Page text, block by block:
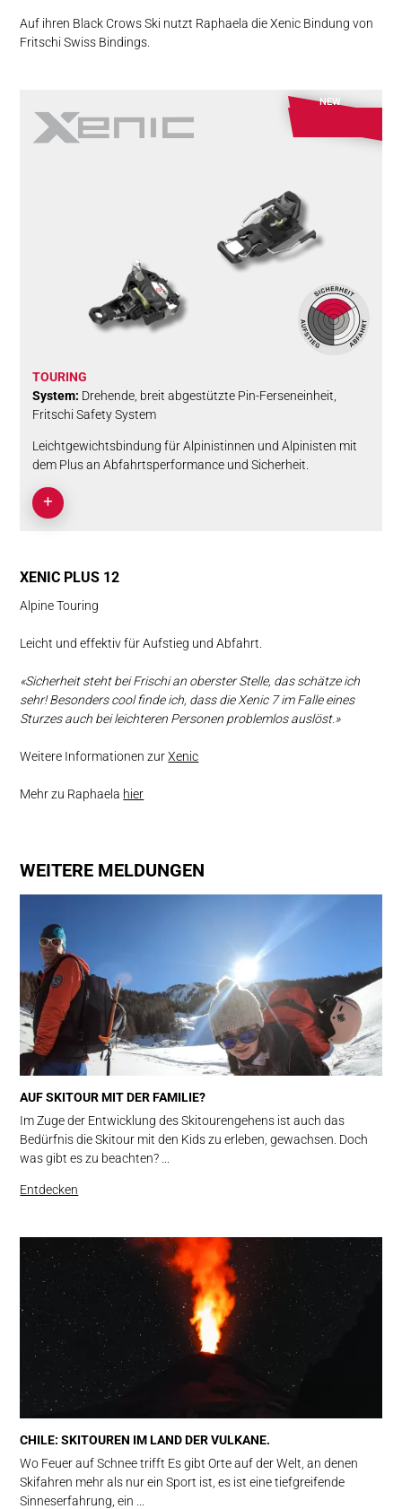
Auf ihren Black Crows Ski nutzt Raphaela die Xenic Bindung von
Fritschi Swiss Bindings.
NEW
TOURING
System: Drehende, breit abgestützte Pin-Ferseneinheit,
Fritschi Safety System
Leichtgewichtsbindung für Alpinistinnen und Alpinisten mit
dem Plus an Abfahrtsperformance und Sicherheit.
XENIC PLUS 12
Alpine Touring
Leicht und effektiv für Aufstieg und Abfahrt.
«Sicherheit steht bei Frischi an oberster Stelle, das schätze ich
sehr! Besonders cool finde ich, dass die Xenic 7 im Falle eines
Sturzes auch bei leichteren Personen problemlos auslöst.»
Weitere Informationen zurXenic
Mehr zu Raphaela hier
WEITERE MELDUNGEN
AUF SKITOUR MIT DER FAMILIE?
Im Zuge der Entwicklung des Skitourengehens ist auch das
Bedürfnis die Skitour mit den Kids zu erleben, gewachsen. Doch
was gibt es zu beachten? ...
Entdecken
CHILE: SKITOUREN IM LAND DER VULKANE.
Wo Feuer auf Schnee trifft Es gibt Orte auf der Welt, an denen
Skifahren mehr als nur ein Sport ist, es ist eine tiefgreifende
Sinneserfahrung, ein ...